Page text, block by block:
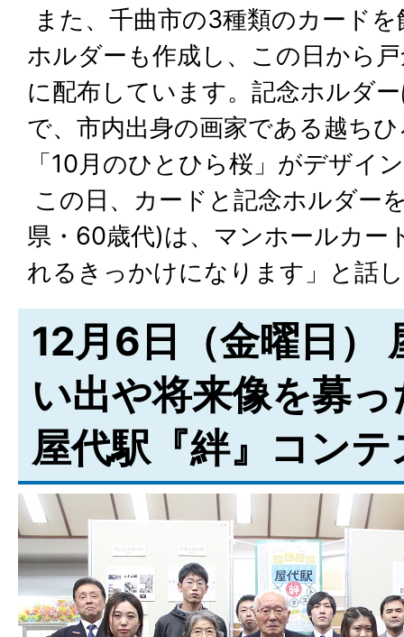
また、千曲市の3種類のカード
ホルダーも作成し、この日から
に配布しています。記念ホルダ
で、市内出身の画家である越ち
「10月のひとひら桜」がデザイ
この日、カードと記念ホルダー
県・60歳代)は、マンホールカー
れるきっかけになります」と話
12月6日（金曜日）
い出や将来像を募
屋代駅『絆』コン